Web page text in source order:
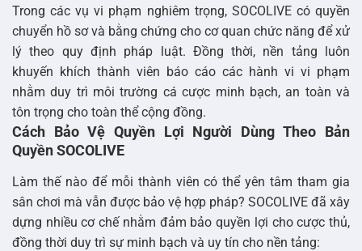
Trong các vụ vi phạm nghiêm trọng, SOCOLIVE có quyền
chuyển hồ sơ và bằng chứng cho cơ quan chức năng để xử
lý theo quy định pháp luật. Đồng thời, nền tảng luôn
khuyến khích thành viên báo cáo các hành vi vi phạm
nhằm duy trì môi trường cá cược minh bạch, an toàn và
tôn trọng cho toàn thể cộng đồng.
Cách Bảo Vệ Quyền Lợi Người Dùng Theo Bản
Quyền SOCOLIVE
Làm thế nào để mỗi thành viên có thể yên tâm tham gia
sân chơi mà vẫn được bảo vệ hợp pháp? SOCOLIVE đã xây
dựng nhiều cơ chế nhằm đảm bảo quyền lợi cho cược thủ,
đồng thời duy trì sự minh bạch và uy tín cho nền tảng: